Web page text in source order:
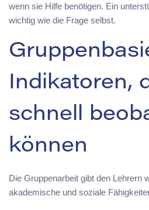
wenn sie Hilfe benötigen. Ein
wichtig wie die Frage selbst.
Indikatoren,
schnell
können
Die Gruppenarbeit gibt den Lehrern
akademische und soziale